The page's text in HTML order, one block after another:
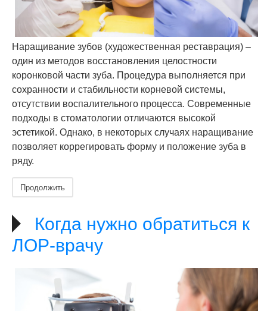
Наращивание зубов (художественная реставрация) –
один из методов восстановления целостности
коронковой части зуба. Процедура выполняется при
сохранности и стабильности корневой системы,
отсутствии воспалительного процесса. Современные
подходы в стоматологии отличаются высокой
эстетикой. Однако, в некоторых случаях наращивание
позволяет коррегировать форму и положение зуба в
ряду.
Продолжить
Когда нужно обратиться к
ЛОР-врачу